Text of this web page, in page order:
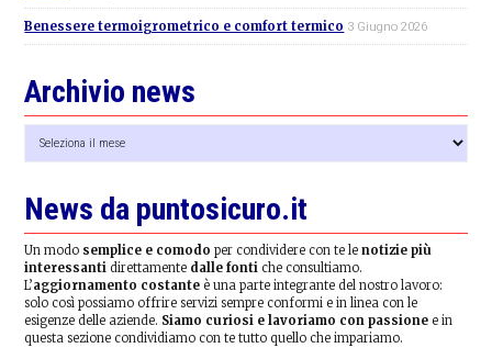
Benessere termoigrometrico e comfort termico 3 Giugno 2026
Archivio news
news
News da puntosicuro.it
Un modo semplice e comodo per condividere con te lenotizie più
interessanti direttamente dalle fonti che consultiamo.
L’aggiornamento costante è una parte integrante del nostro lavoro:
solo così possiamo offrire servizi sempre conformi e in linea con le
esigenze delle aziende. Siamo curiosi e lavoriamo con passione e in
questa sezione condividiamo con te tutto quello che impariamo.